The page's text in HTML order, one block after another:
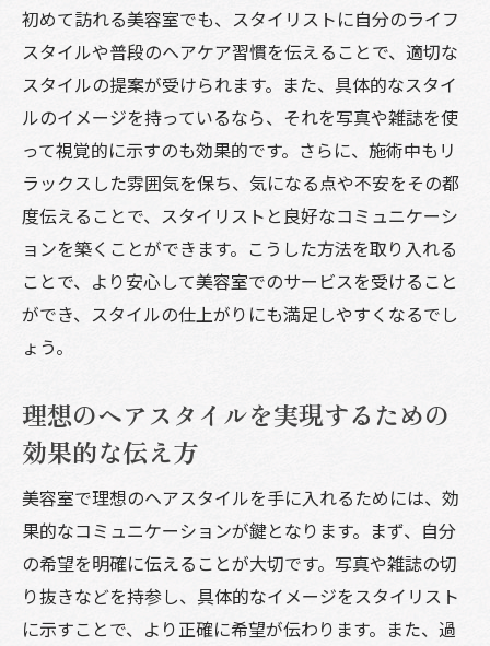
初めて訪れる美容室でも、スタイリストに自分のライフ
スタイルや普段のヘアケア習慣を伝えることで、適切な
スタイルの提案が受けられます。また、具体的なスタイ
ルのイメージを持っているなら、それを写真や雑誌を使
って視覚的に示すのも効果的です。さらに、施術中もリ
ラックスした雰囲気を保ち、気になる点や不安をその都
度伝えることで、スタイリストと良好なコミュニケーシ
ョンを築くことができます。こうした方法を取り入れる
ことで、より安心して美容室でのサービスを受けること
ができ、スタイルの仕上がりにも満足しやすくなるでし
ょう。
理想のヘアスタイルを実現するための
効果的な伝え方
美容室で理想のヘアスタイルを手に入れるためには、効
果的なコミュニケーションが鍵となります。まず、自分
の希望を明確に伝えることが大切です。写真や雑誌の切
り抜きなどを持参し、具体的なイメージをスタイリスト
に示すことで、より正確に希望が伝わります。また、過